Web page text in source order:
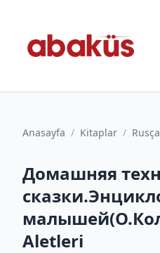
Anasayfa / Kitaplar / Rusça
Домашняя
Aletleri